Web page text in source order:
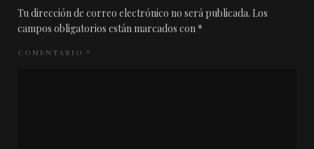
Tu dirección de correo electrónico no será publicada. Los
campos obligatorios están marcados con *
COMENTARIO *